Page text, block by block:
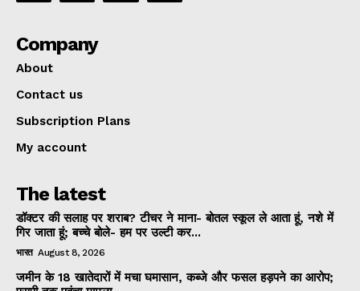
Company
About
Contact us
Subscription Plans
My account
The latest
डॉक्टर की सलाह पर शराब? टीचर ने माना- बोतल स्कूल ले आता हूं, नशे में
गिर जाता हूं; बच्चे बोले- हम पर उल्टी कर...
भारत August 8, 2026
जमीन के 18 खातेदारों में मचा घमासान, कब्जे और फसल हड़पने का आरोप;